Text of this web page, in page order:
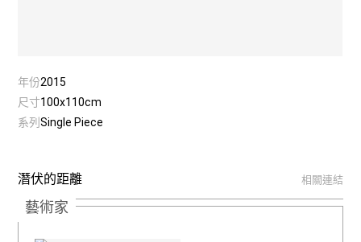
年份2015
尺寸100x110cm
系列Single Piece
潛伏的距離 相關連結
藝術家